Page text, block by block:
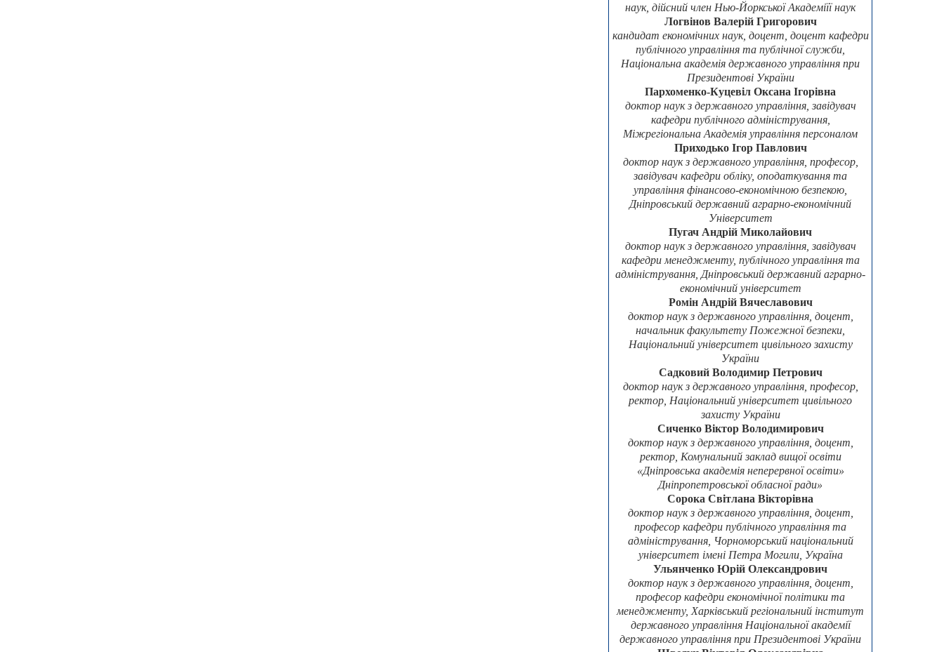
наук, дійсний член Нью-Йоркської Академіїї наук
Логвінов Валерій Григорович
кандидат економічних наук, доцент, доцент кафедри
публічного управління та публічної служби,
Національна академія державного управління при
Президентові України
Пархоменко-Куцевіл Оксана Ігорівна
доктор наук з державного управління, завідувач
кафедри публічного адміністрування,
Міжрегіональна Академія управління персоналом
Приходько Ігор Павлович
доктор наук з державного управління, професор,
завідувач кафедри обліку, оподаткування та
управління фінансово-економічною безпекою,
Дніпровський державний аграрно-економічний
Університет
Пугач Андрій Миколайович
доктор наук з державного управління, завідувач
кафедри менеджменту, публічного управління та
адміністрування, Дніпровський державний аграрно-
економічний університет
Ромін Андрій Вячеславович
доктор наук з державного управління, доцент,
начальник факультету Пожежної безпеки,
Національний університет цивільного захисту
України
Садковий Володимир Петрович
доктор наук з державного управління, професор,
ректор, Національний університет цивільного
захисту України
Сиченко Віктор Володимирович
доктор наук з державного управління, доцент,
ректор, Комунальний заклад вищої освіти
«Дніпровська академія неперервної освіти»
Дніпропетровської обласної ради»
Сорока Світлана Вікторівна
доктор наук з державного управління, доцент,
професор кафедри публічного управління та
адміністрування, Чорноморський національний
університет імені Петра Могили, Україна
Ульянченко Юрій Олександрович
доктор наук з державного управління, доцент,
професор кафедри економічної політики та
менеджменту, Харківський регіональний інститут
державного управління Національної академії
державного управління при Президентові України